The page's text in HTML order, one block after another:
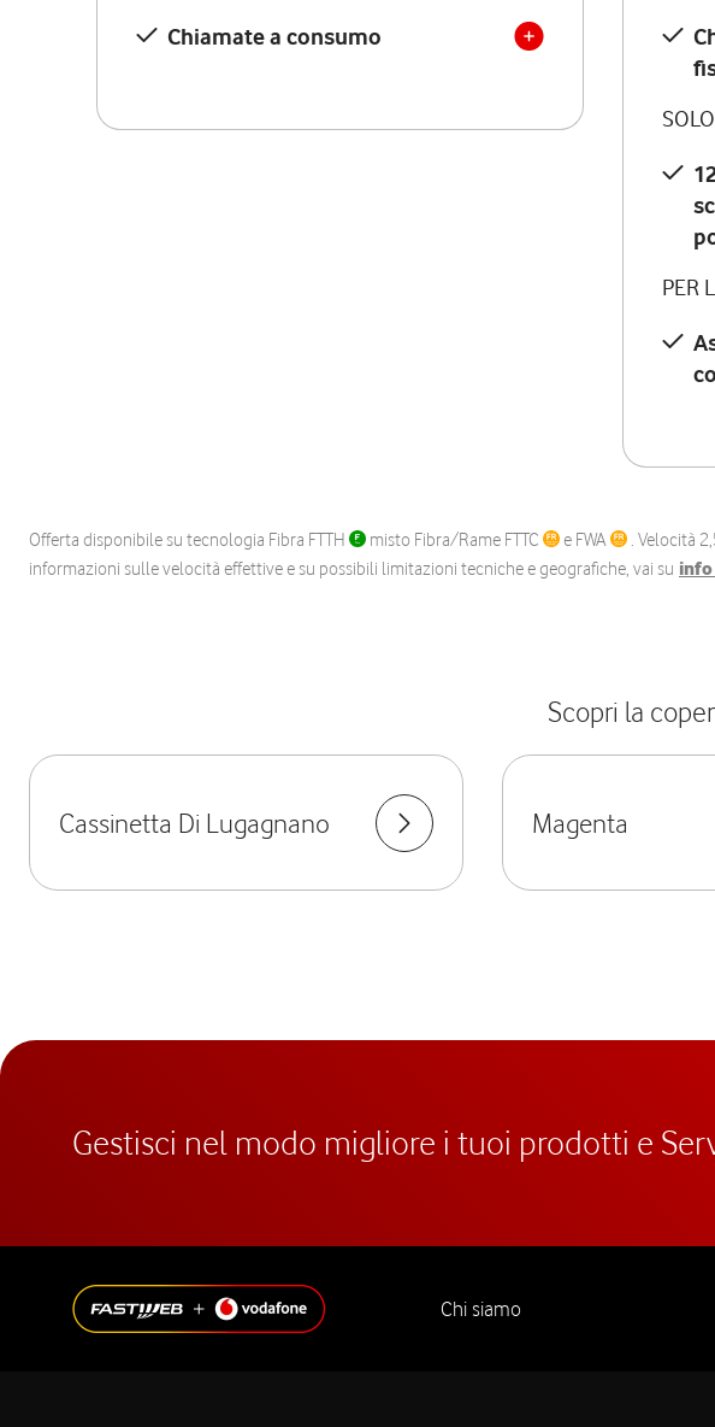
Chiamate a consumo
PER
Offerta disponibile su tecnologia Fibra FTTH misto Fibra/Rame FTTC e FWA . Velocità
informazioni sulle velocità effettive e su possibili limitazioni tecniche e geografiche, vai su
Scopri la
Cassinetta Di Lugagnano Magenta
Gestisci nel modo migliore i tuoi prodotti e
Chi siamo